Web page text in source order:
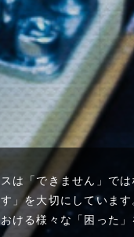
は「できません」では
」を大切にしています
ける様々な「困った